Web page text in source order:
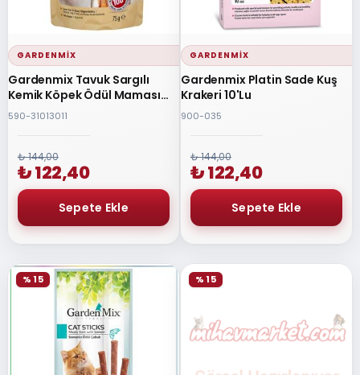
GARDENMIX
Gardenmix Tavuk Sargılı
Kemik Köpek Ödül Maması
75gr
590-31013011
₺ 144,00
₺ 122,40
GARDENMIX
Gardenmix Platin Sade Kuş
Krakeri 10'Lu
900-035
₺ 144,00
₺ 122,40
% 15 % 15